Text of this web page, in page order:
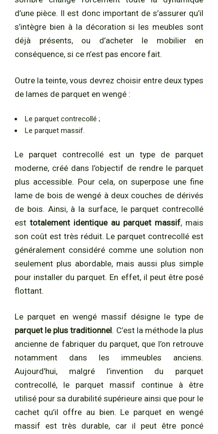
d’une pièce. Il est donc important de s’assurer qu’il
s’intègre bien à la décoration si les meubles sont
déjà présents, ou d’acheter le mobilier en
conséquence, si ce n’est pas encore fait.
Outre la teinte, vous devrez choisir entre deux types
de lames de parquet en wengé :
Le parquet contrecollé ;
Le parquet massif.
Le parquet contrecollé est un type de parquet
moderne, créé dans l’objectif de rendre le parquet
plus accessible. Pour cela, on superpose une fine
lame de bois de wengé à deux couches de dérivés
de bois. Ainsi, à la surface, le parquet contrecollé
est totalement identique au parquet massif, mais
son coût est très réduit. Le parquet contrecollé est
généralement considéré comme une solution non
seulement plus abordable, mais aussi plus simple
pour installer du parquet. En effet, il peut être posé
flottant.
Le parquet en wengé massif désigne le type de
parquet le plus traditionnel. C’est la méthode la plus
ancienne de fabriquer du parquet, que l’on retrouve
notamment dans les immeubles anciens.
Aujourd’hui, malgré l’invention du parquet
contrecollé, le parquet massif continue à être
utilisé pour sa durabilité supérieure ainsi que pour le
cachet qu’il offre au bien. Le parquet en wengé
massif est très durable, car il peut être poncé